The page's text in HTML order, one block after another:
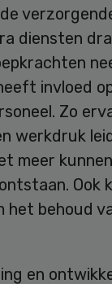
diensten
invloed
Zo
werkdruk
meer kunnen
Ook
het behoud
en